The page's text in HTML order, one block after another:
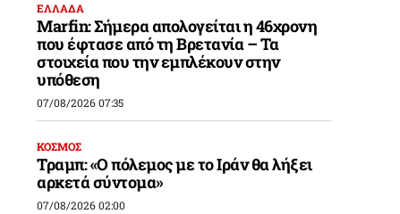
ΕΛΛΑΔΑ
Marfin: Σήμερα απολογείται η 46χρονη
που έφτασε από τη Βρετανία – Τα
στοιχεία που την εμπλέκουν στην
υπόθεση
07/08/2026 07:35
ΚΟΣΜΟΣ
Τραμπ: «Ο πόλεμος με το Ιράν θα λήξει
αρκετά σύντομα»
07/08/2026 02:00